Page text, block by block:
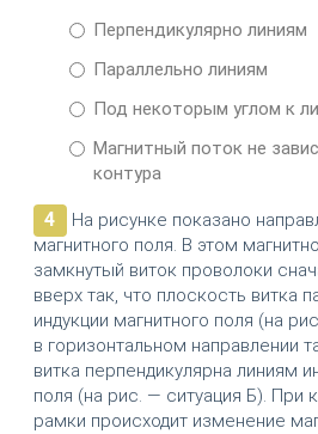
Перпендикулярно линиям
Параллельно линиям
Под некоторым углом к
Магнитный поток не
контура
4
На рисунке показано
магнитного поля. В этом
замкнутый виток проволоки
вверх так, что плоскость витка
индукции магнитного поля (на
в горизонтальном направлении
витка перпендикулярна линиям
поля (на рис. — ситуация Б). При
рамки происходит изменение